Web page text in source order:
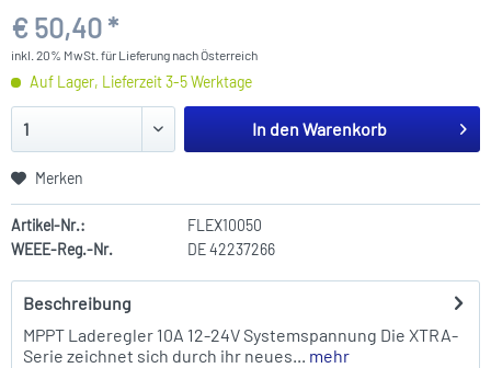
€ 50,40 *
inkl. 20% MwSt. für Lieferung nach Österreich
Auf Lager, Lieferzeit 3-5 Werktage
In den Warenkorb
Merken
Artikel-Nr.:
FLEX10050
WEEE-Reg.-Nr.
DE 42237266
Beschreibung
MPPT Laderegler 10A 12-24V Systemspannung Die XTRA-
Serie zeichnet sich durch ihr neues... mehr